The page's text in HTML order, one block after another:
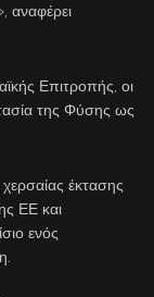
αναφέρει
Επιτροπής, οι
της Φύσης ως
έκτασης
ΕΕ και
ενός